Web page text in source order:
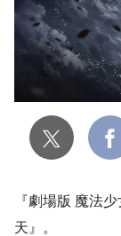
『劇場版 魔法
天』。